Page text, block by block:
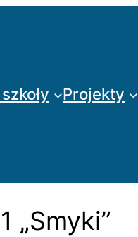
Projekty
„Smyki”